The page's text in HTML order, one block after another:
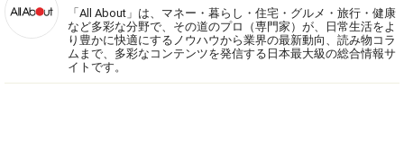
「All About」は、マネー・暮らし・住宅・グルメ・旅行・健康
など多彩な分野で、その道のプロ（専門家）が、日常生活をよ
り豊かに快適にするノウハウから業界の最新動向、読み物コラ
ムまで、多彩なコンテンツを発信する日本最大級の総合情報サ
イトです。